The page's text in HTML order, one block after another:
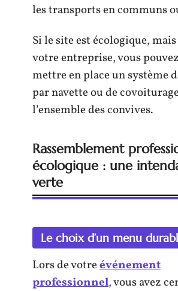
les transports en communs
Si le site est écologique,
votre entreprise, vous
mettre en place un système
par navette ou de
l’ensemble des convives.
Rassemblement
écologique : une
verte
Le choix d’un menu
Lors de votreévénement
professionnel, vous avez